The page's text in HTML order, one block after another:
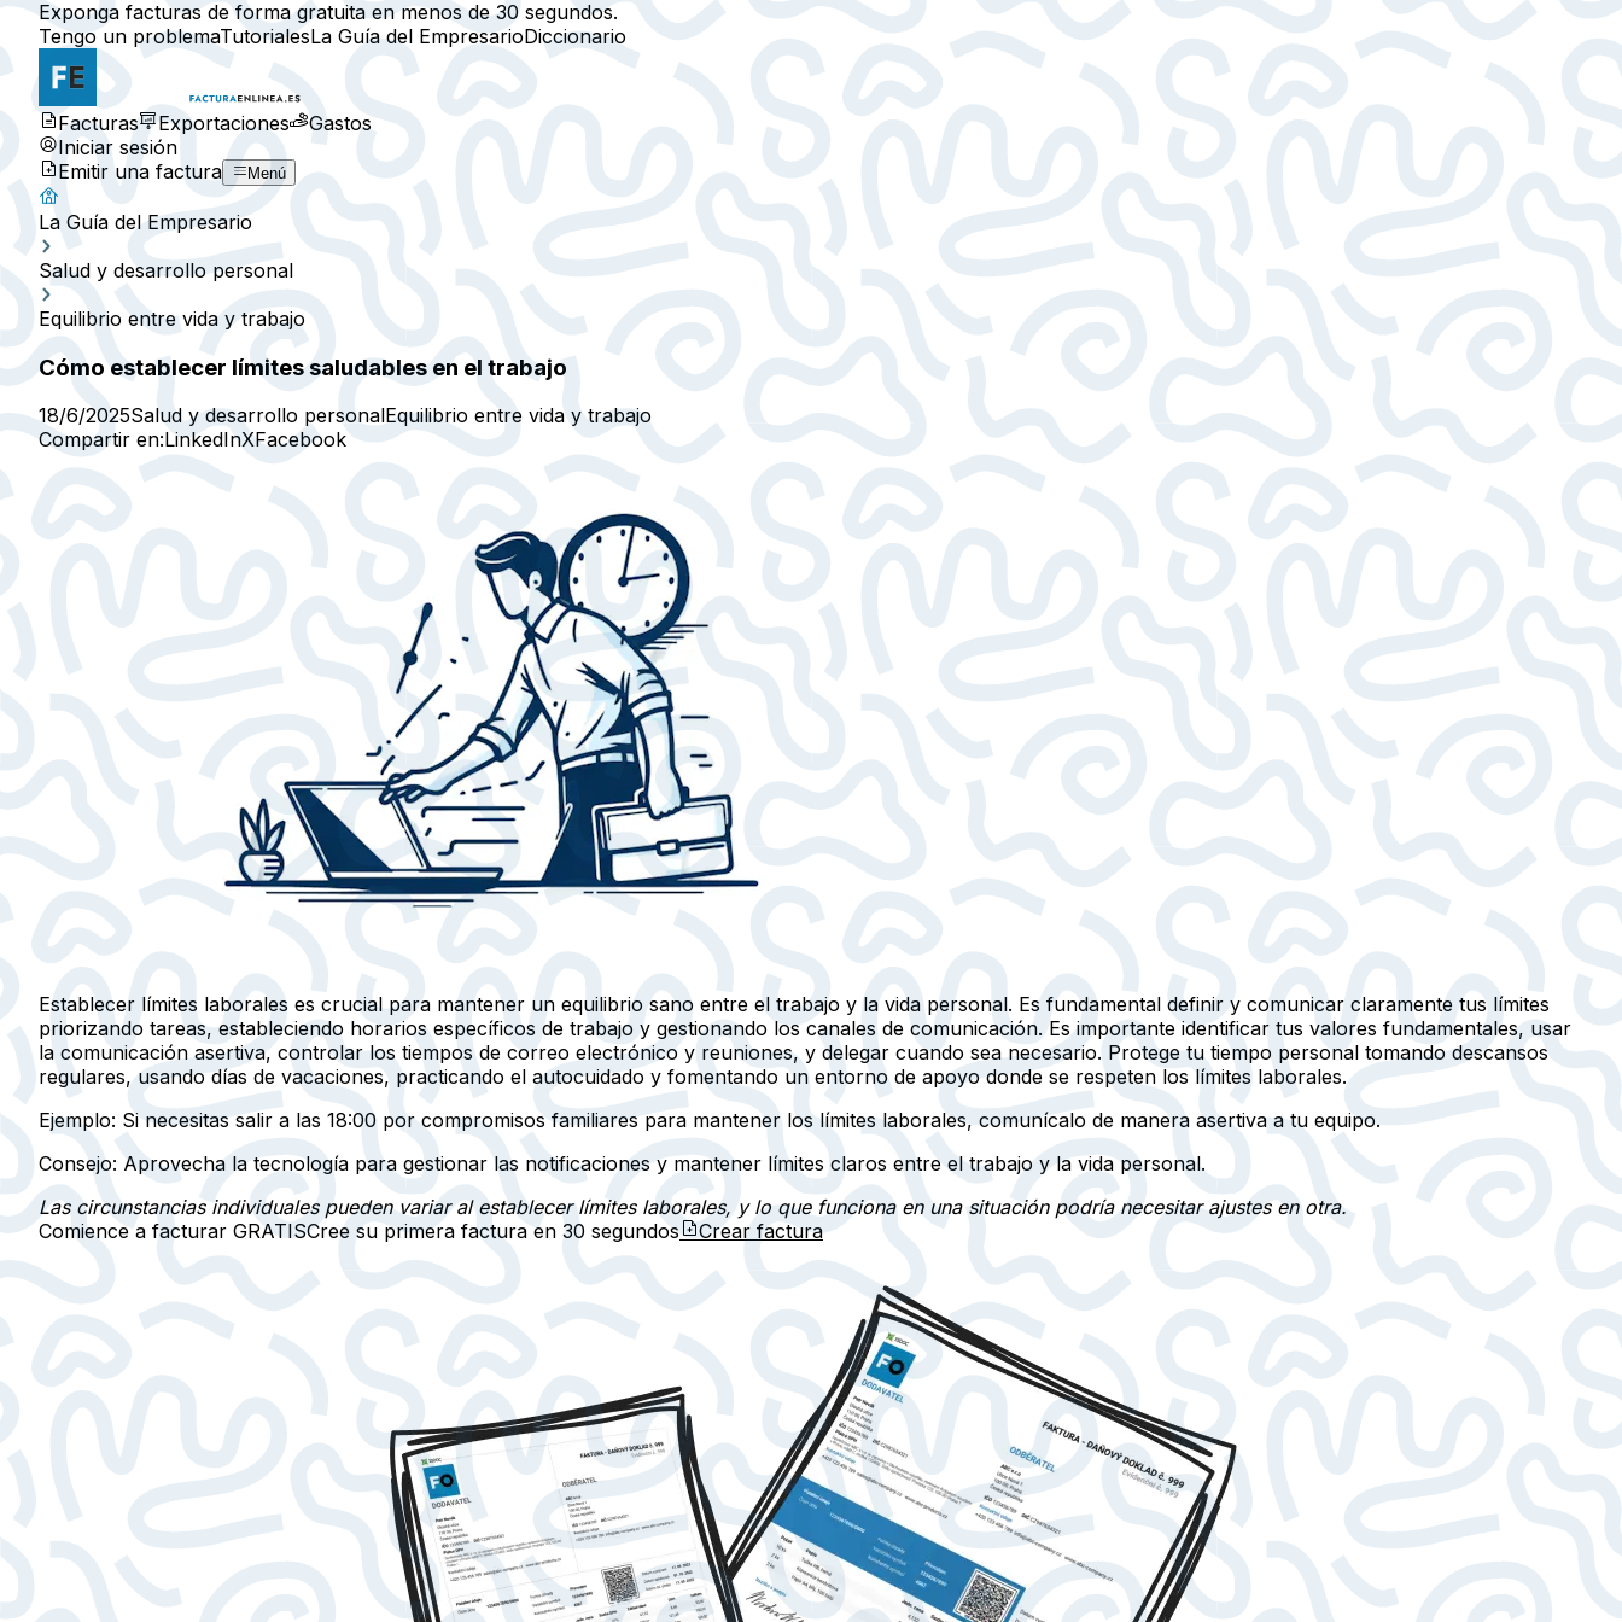
Exponga facturas de forma gratuita en menos de 30 segundos.
Tengo un problemaTutorialesLa Guía del EmpresarioDiccionario
Facturas Exportaciones
Gastos
Iniciar sesión
Emitir una factura
Menú
La Guía del Empresario
Salud y desarrollo personal
Equilibrio entre vida y trabajo
Cómo establecer límites saludables en el trabajo
18/6/2025Salud y desarrollo personalEquilibrio entre vida y trabajo
Compartir en:LinkedInXFacebook
Establecer límites laborales es crucial para mantener un equilibrio sano entre el trabajo y la vida personal. Es fundamental definir y comunicar claramente tus límites
priorizando tareas, estableciendo horarios específicos de trabajo y gestionando los canales de comunicación. Es importante identificar tus valores fundamentales, usar
la comunicación asertiva, controlar los tiempos de correo electrónico y reuniones, y delegar cuando sea necesario. Protege tu tiempo personal tomando descansos
regulares, usando días de vacaciones, practicando el autocuidado y fomentando un entorno de apoyo donde se respeten los límites laborales.
Ejemplo: Si necesitas salir a las 18:00 por compromisos familiares para mantener los límites laborales, comunícalo de manera asertiva a tu equipo.
Consejo: Aprovecha la tecnología para gestionar las notificaciones y mantener límites claros entre el trabajo y la vida personal.
Las circunstancias individuales pueden variar al establecer límites laborales, y lo que funciona en una situación podría necesitar ajustes en otra.
Comience a facturar GRATISCree su primera factura en 30 segundos Crear factura